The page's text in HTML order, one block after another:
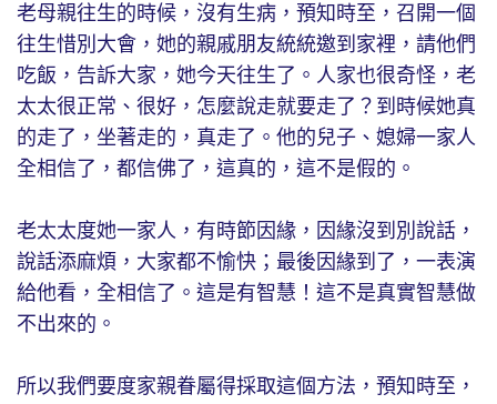
老母親往生的時候，沒有生病，預知時至，召開一個
往生惜別大會，她的親戚朋友統統邀到家裡，請他們
吃飯，告訴大家，她今天往生了。人家也很奇怪，老
太太很正常、很好，怎麼說走就要走了？到時候她真
的走了，坐著走的，真走了。他的兒子、媳婦一家人
全相信了，都信佛了，這真的，這不是假的。
老太太度她一家人，有時節因緣，因緣沒到別說話，
說話添麻煩，大家都不愉快；最後因緣到了，一表演
給他看，全相信了。這是有智慧！這不是真實智慧做
不出來的。
所以我們要度家親眷屬得採取這個方法，預知時至，